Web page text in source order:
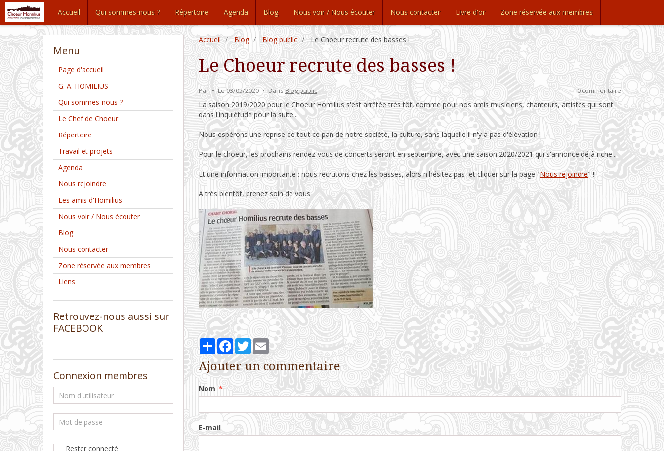
Accueil Qui sommes-nous ? Répertoire Agenda Blog Nous voir / Nous écouter Nous contacter Livre d'or Zone réservée aux membres
Accueil Blog Blog public Le Choeur recrute des basses !
Le Choeur recrute des basses !
Par Le 03/05/2020 DansBlog public 0 commentaire
La saison 2019/2020 pour le Choeur Homilius s'est arrêtée très tôt, comme pour nos amis musiciens, chanteurs, artistes qui sont
dans l'inquiétude pour la suite...
Nous espérons une reprise de tout ce pan de notre société, la culture, sans laquelle il n'y a pas d'élévation !
Pour le choeur, les prochains rendez-vous de concerts seront en septembre, avec une saison 2020/2021 qui s'annonce déjà riche...
Et une information importante : nous recrutons chez les basses, alors n'hésitez pas et cliquer sur la page "Nous rejoindre" !!
A très bientôt, prenez soin de vous
PartagerFacebook
TwitterEmail
Ajouter un commentaire
Nom
E-mail
Menu
Page d'accueil
G. A. HOMILIUS
Qui sommes-nous ?
Le Chef de Choeur
Répertoire
Travail et projets
Agenda
Nous rejoindre
Les amis d'Homilius
Nous voir / Nous écouter
Blog
Nous contacter
Zone réservée aux membres
Liens
Retrouvez-nous aussi sur
FACEBOOK
Connexion membres
Rester connecté